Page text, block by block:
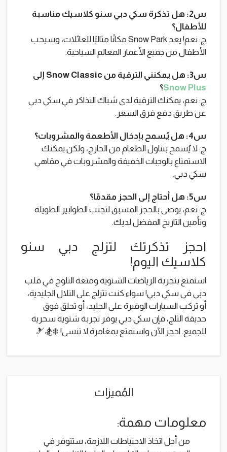
س2: هل تذكرة سكي دبي سنو كلاسيك مناسبة
للأطفال؟
ج: نعم! يعد Snow Park مكانًا مثاليًا للعائلات، وسيحب
الأطفال من جميع الأعمار المعالم السياحية.
س3: هل يمكنني الترقية من Snow Classic إلى
Snow Plus؟
ج: نعم، يمكنك الترقية لدى شباك التذاكر في سكي دبي
عن طريق دفع فرق السعر.
س4: هل يُسمح بإدخال الأطعمة والمشروبات؟
ج: لا يُسمح بتناول الطعام من الخارج، ولكن يمكنك
الاستمتاع بالوجبات الخفيفة والمشروبات في مقاهي
سكي دبي.
س5: هل أحتاج إلى الحجز مقدمًا؟
ج: نعم، يوصى بالحجز المسبق لتجنب الطوابير الطويلة
وتأمين التاريخ المفضل لديك.
احجز تذكرتك لتزلج دبي سنو
كلاسيك اليوم!
استمتع بتجربة الرياضات الشتوية ومتعة الثلوج في قلب
دبي في سكي دبي! سواء كنت تتزلج على التلال الجليدية،
أو تركب السيارات الوفيرة على الجليد، أو تحلق فوق
حديقة الثلج، فإن سكي دبي يوفر تجربة شتوية سحرية
للجميع. احجز الآن واستمتع بمغامرة لا تنسى! ❄️🏂🎿
المُميزات
معلومات مهمة:
من أجل اتخاذ الاحتياطات اللازمة، ستتوفر في